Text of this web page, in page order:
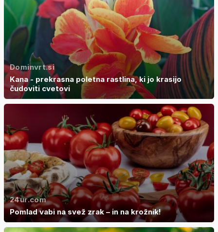
Dominvrt.si
Kana - prekrasna poletna rastlina, ki jo krasijo
čudoviti cvetovi
24ur.com
Pomlad vabi na svež zrak – in na krožnik!